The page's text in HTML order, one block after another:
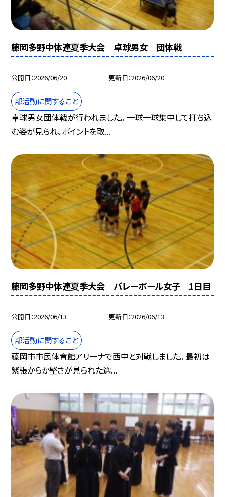
藤岡多野中体連夏季大会 卓球男女 団体戦
公開日 2026/06/20 更新日 2026/06/20
部活動に関すること
卓球男女団体戦が行われました。 一球一球集中して打ち込
む姿が見られ、ポイントを取...
藤岡多野中体連夏季大会 バレーボール女子 1日目
公開日 2026/06/13 更新日 2026/06/13
部活動に関すること
藤岡市市民体育館アリーナで西中と対戦しました。 最初は
緊張からか堅さが見られた選...